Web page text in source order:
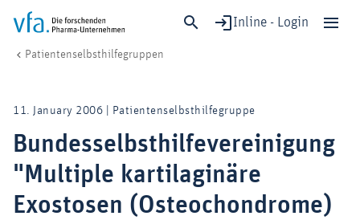
Inline - Login
Forschung & Entwicklung
Gesundheit & Versorgung
Wirtschaft & Standort
Digitalisierung & KI
Verband & Mitglieder
Patientenselbsthilfegruppen
11. January 2006 | Patientenselbsthilfegruppe
Bundesselbsthilfevereinigung
"Multiple kartilaginäre
Exostosen (Osteochondrome)